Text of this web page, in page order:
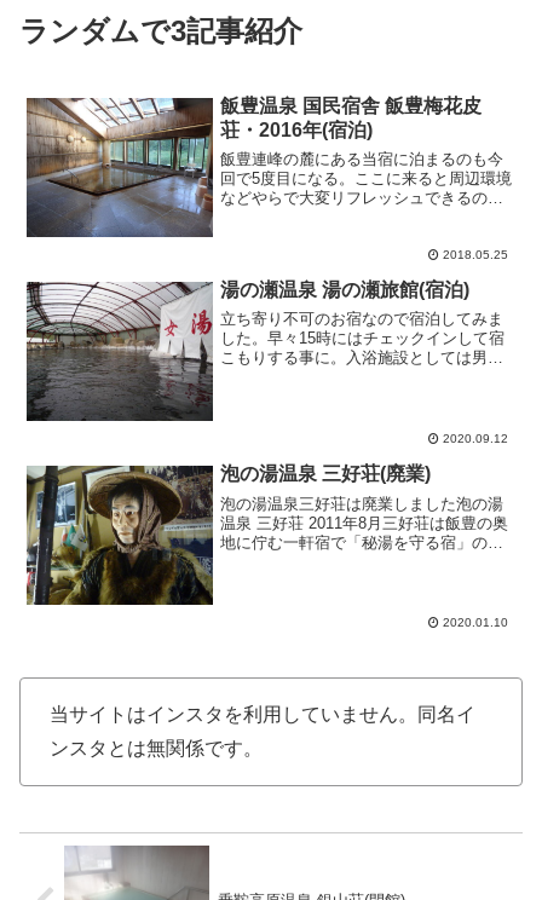
ランダムで3記事紹介
飯豊温泉 国民宿舎 飯豊梅花皮
荘・2016年(宿泊)
飯豊連峰の麓にある当宿に泊まるのも今
回で5度目になる。ここに来ると周辺環境
などやらで大変リフレッシュできるの
月の盆休み明けに来ているが今回も同
じ。しかし、今回はお客さ...
2018.05.25
湯の瀬温泉 湯の瀬旅館(宿泊)
立ち寄り不可のお宿なので宿泊してみま
した。早々15時にはチェックインして宿
こもりする事に。入浴施設としては男女
2020.09.12
泡の湯温泉 三好荘(廃業)
泡の湯温泉三好荘は廃業しました泡の湯
温泉 三好荘 2011年8月三好荘は飯豊の奥
地に佇む一軒宿で「秘湯を守る宿」の一
2020.01.10
当サイトはインスタを利用していません。同名イ
ンスタとは無関係です。